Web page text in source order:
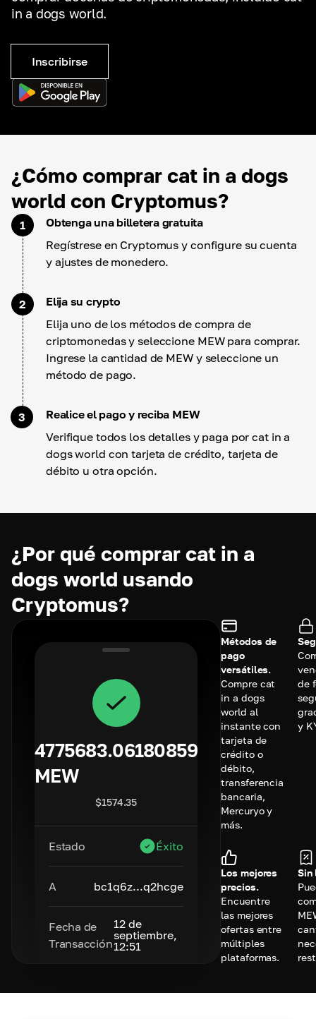
in a dogs world.
Inscribirse
¿Cómo comprar cat in a dogs
world con Cryptomus?
1
Obtenga una billetera gratuita
Regístrese en Cryptomus y configure su cuenta
y ajustes de monedero.
2
Elija su crypto
Elija uno de los métodos de compra de
criptomonedas y seleccione MEW para comprar.
Ingrese la cantidad de MEW y seleccione un
método de pago.
3
Realice el pago y reciba MEW
Verifique todos los detalles y paga por cat in a
dogs world con tarjeta de crédito, tarjeta de
débito u otra opción.
¿Por qué comprar cat in a
dogs world usando
Cryptomus?
4775683.06180859
MEW
$1574.35
Estado Éxito
A bc1q6z...q2hcge
Fecha de
Transacción
12 de
septiembre,
12:51
Métodos de
pago
versátiles.
Compre cat
in a dogs
world al
instante con
tarjeta de
crédito o
débito,
transferencia
bancaria,
Mercuryo y
más.
de
y
Los mejores
precios.
Encuentre
las mejores
ofertas entre
múltiples
plataformas.
Sin